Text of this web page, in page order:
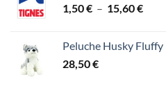
1,50€ – 15,60€Plage
1,50 €
Peluche Husky Fluffy
28,50€